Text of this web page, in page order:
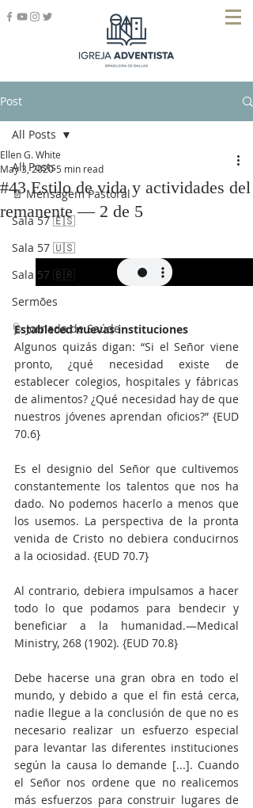
Post
All Posts
📄 Mensagem Pastoral
Sala 57 🇪🇸
Sala 57 🇺🇸
Sala 57 🇧🇷
Sermões
🩺 Jornada de Saúde
All Posts
#43 Estilo de vida y actividades del
remanente — 2 de 5
Ellen G. White
May 3, 2020 5 min read
Estableced nuevas instituciones
Algunos quizás digan: “Si el Señor viene
pronto, ¿qué necesidad existe de
establecer colegios, hospitales y fábricas
de alimentos? ¿Qué necesidad hay de que
nuestros jóvenes aprendan oficios?” {EUD
70.6}
Es el designio del Señor que cultivemos
constantemente los talentos que nos ha
dado. No podemos hacerlo a menos que
los usemos. La perspectiva de la pronta
venida de Cristo no debiera conducirnos
a la ociosidad. {EUD 70.7}
Al contrario, debiera impulsamos a hacer
todo lo que podamos para bendecir y
beneficiar a la humanidad.—Medical
Ministry, 268 (1902). {EUD 70.8}
Debe hacerse una gran obra en todo el
mundo, y debido a que el fin está cerca,
nadie llegue a la conclusión de que no es
necesario realizar un esfuerzo especial
para levantar las diferentes instituciones
según la causa lo demande [...]. Cuando
el Señor nos ordene que no realicemos
más esfuerzos para construir lugares de